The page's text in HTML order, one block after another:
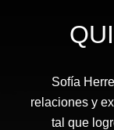
Sofía
relaciones y
tal que